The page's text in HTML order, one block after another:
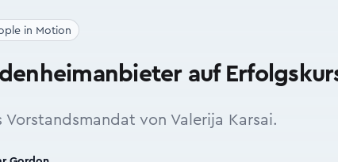
in Motion
auf
von Valerija Karsai.